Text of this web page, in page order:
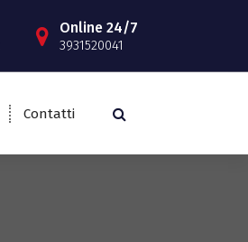
Online 24/7
3931520041
Contatti